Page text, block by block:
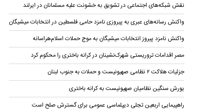
نقش شبکه‌های اجتماعی در تشویق به خشونت علیه مسلمانان در ایرلند
واکنش رسانه‌های عبری به پیروزی نامزد حامی فلسطین در انتخابات میشیگان
واکنش نامزد پیروز انتخابات میشیگان به موج حملات اسلام‌هراسانه
مصر اقدامات تروریستی شهرک‌نشینان در کرانه باختری را محکوم کرد
جزئیات هلاکت ۲ نظامی صهیونیست و حملات به جنوب لبنان
یورش سنگین نظامیان صهیونیست به کرانه باختری
راهپیمایی اربعین تجلی دیپلماسی عمومی برای گسترش صلح است